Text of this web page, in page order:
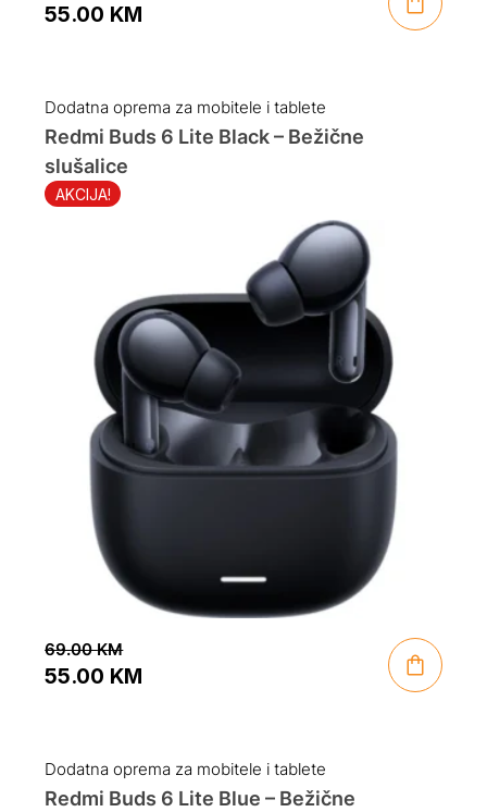
was:
69.00 KM.
55.00 KM
is:
55.00 KM.
Dodatna oprema za mobitele i tablete
AKCIJA!
Redmi Buds 6 Lite Black – Bežične
slušalice
69.00KM
was:
69.00 KM.
55.00 KM
is:
55.00 KM.
Dodatna oprema za mobitele i tablete
Redmi Buds 6 Lite Blue – Bežične